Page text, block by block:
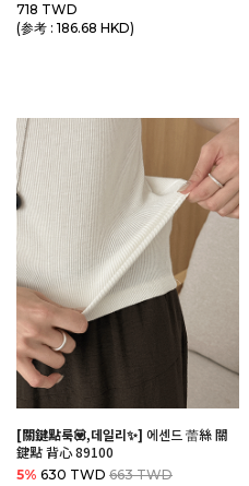
718 TWD
(参考 : 186.68 HKD)
[關鍵點룩💟,데일리✨] 에센드 蕾絲 關
鍵點 背心 89100
5% 630 TWD 663 TWD